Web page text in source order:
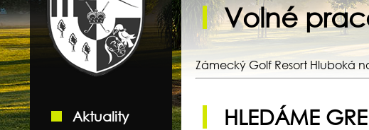
Aktuality
Volné
Zámecký Golf Resort Hluboká
HLEDÁME